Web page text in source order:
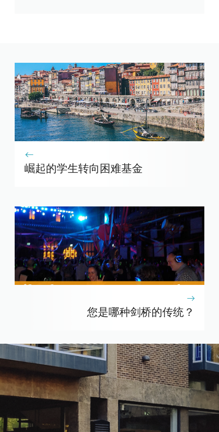
崛起的学生转向困难基金
您是哪种剑桥的传统？